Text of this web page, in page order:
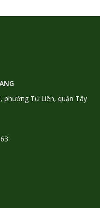
phường Tứ Liên, quận Tây